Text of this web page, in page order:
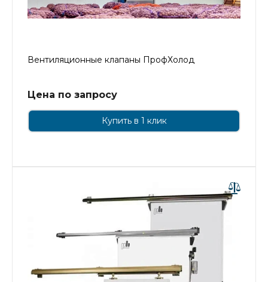
Вентиляционные клапаны ПрофХолод
Цена по запросу
Купить в 1 клик